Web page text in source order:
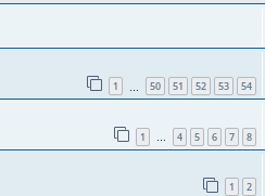
1 50 51 52 53 54
1 … 4 5 6 7 8
1 2